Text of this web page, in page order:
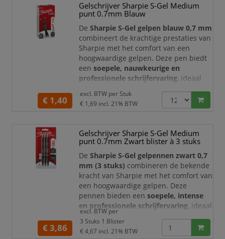
zorgt voor consistente, vloeiende lijnen.
De gelinkt glijdt soepel over het papier
en levert heldere zwarte i
Gelschrijver Sharpie S-Gel Medium
punt 0.7mm Blauw
DeSharpie S-Gel gelpen blauw 0,7 mm
combineert de krachtige prestaties van
Sharpie met het comfort van een
hoogwaardige gelpen. Deze pen biedt
eensoepele, nauwkeurige en
professionele schrijfervaring, ideaal
school of thuis.
schrijven zonder uitlopen of vegen. Dit
maakt de Sharpie S-Gel bijzonder
geschikt voor zowel links- als
rechtshand
€ 1,40
excl. BTW per Stuk
€ 1,69 incl. 21% BTW
Gelschrijver Sharpie S-Gel Medium
punt 0.7mm Zwart blister à 3 stuks
DeSharpie S-Gel gelpennen zwart 0,7
mm (3 stuks) combineren de bekende
kracht van Sharpie met het comfort van
een hoogwaardige gelpen. Deze
pennen bieden eensoepele, intense
en professionele schrijfervaring, ideaal
voor dagelijks gebruik op kantoor,
school of thuis.
€ 3,86
excl. BTW per
3 Stuks 1 Blister
€ 4,67 incl. 21% BTW